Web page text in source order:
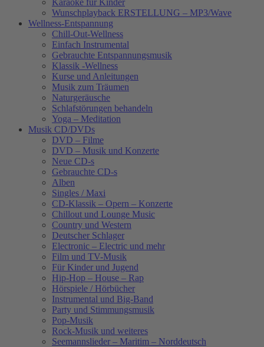
Wunschplayback ERSTELLUNG – MP3/Wave
Wellness-Entspannung
Chill-Out-Wellness
Einfach Instrumental
Gebrauchte Entspannungsmusik
Klassik -Wellness
Kurse und Anleitungen
Musik zum Träumen
Naturgeräusche
Schlafstörungen behandeln
Yoga – Meditation
Musik CD/DVDs
DVD – Filme
DVD – Musik und Konzerte
Neue CD-s
Gebrauchte CD-s
Alben
Singles / Maxi
CD-Klassik – Opern – Konzerte
Chillout und Lounge Music
Country und Western
Deutscher Schlager
Electronic – Electric und mehr
Film und TV-Musik
Für Kinder und Jugend
Hip-Hop – House – Rap
Hörspiele / Hörbücher
Instrumental und Big-Band
Party und Stimmungsmusik
Pop-Musik
Rock-Musik und weiteres
Seemannslieder – Maritim – Norddeutsch